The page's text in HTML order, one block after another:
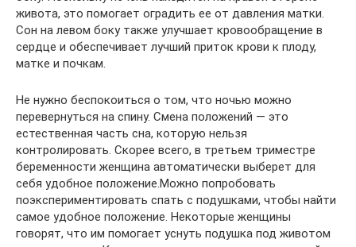
живота, это помогает оградить ее от давления матки.
Сон на левом боку также улучшает кровообращение в
сердце и обеспечивает лучший приток крови к плоду,
матке и почкам.
Не нужно беспокоиться о том, что ночью можно
перевернуться на спину. Смена положений — это
естественная часть сна, которую нельзя
контролировать. Скорее всего, в третьем триместре
беременности женщина автоматически выберет для
себя удобное положение.Можно попробовать
поэкспериментировать спать с подушками, чтобы найти
самое удобное положение. Некоторые женщины
говорят, что им помогает уснуть подушка под животом